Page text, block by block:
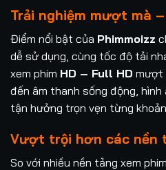
Trải nghiệm mượt mà
Điểm nổi bật của Phimmoizz
dễ sử dụng, cùng tốc độ tải
xem phim HD – Full HD mượt
đến âm thanh sống động,
tận hưởng trọn vẹn từng
Vượt trội hơn các nền
So với nhiều nền tảng xem